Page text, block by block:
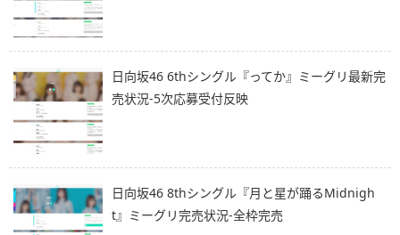
日向坂46 6thシングル『ってか』ミーグリ最新完
売状況-5次応募受付反映
日向坂46 8thシングル『月と星が踊るMidnigh
t』ミーグリ完売状況-全枠完売